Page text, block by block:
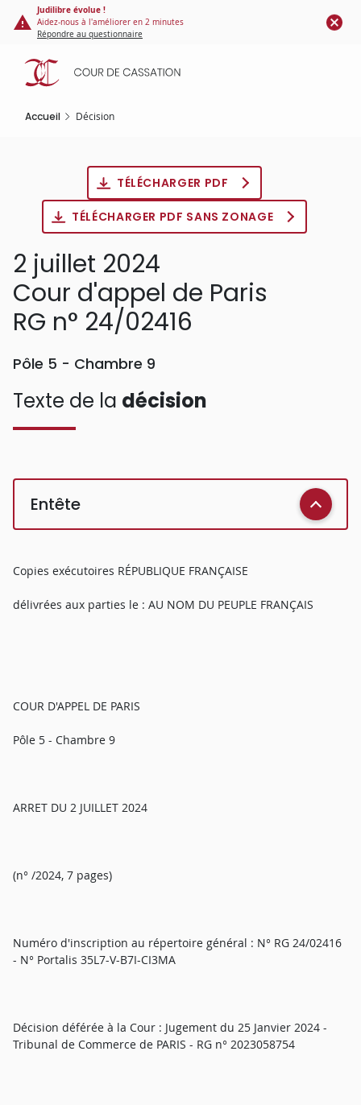
Panneau de gestion des cookies
contenu
principal
Judilibre évolue !
Aidez-nous à l'améliorer en 2 minutes
Répondre au questionnaire
Accueil Décision
TÉLÉCHARGER PDF
TÉLÉCHARGER PDF SANS ZONAGE
2 juillet 2024
Cour d'appel de Paris
RG n° 24/02416
Pôle 5 - Chambre 9
Texte de la décision
Entête
Copies exécutoires RÉPUBLIQUE FRANÇAISE
délivrées aux parties le : AU NOM DU PEUPLE FRANÇAIS
COUR D'APPEL DE PARIS
Pôle 5 - Chambre 9
ARRET DU 2 JUILLET 2024
(n° /2024, 7 pages)
Numéro d'inscription au répertoire général : N° RG 24/02416
- N° Portalis 35L7-V-B7I-CI3MA
Décision déférée à la Cour : Jugement du 25 Janvier 2024 -
Tribunal de Commerce de PARIS - RG n° 2023058754